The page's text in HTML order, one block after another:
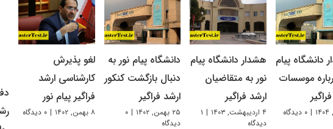
دانشگاه پیام
موسسات
| ۰ دیدگاه
هشدار دانشگاه پیام
نور به متقاضیان
ارشد فراگیر
۴ اردیبهشت, ۱۴۰۳ | ۱
دیدگاه
دانشگاه پیام نور به
دنبال بازگشت کنکور
ارشد فراگیر
۲۵ بهمن, ۱۴۰۲ | ۰
دیدگاه
لغو پذیرش
کارشناسی ارشد
فراگیر پیام نور
۸ بهمن, ۱۴۰۲ | ۰ دیدگاه